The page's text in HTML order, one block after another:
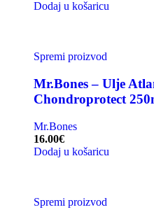
Dodaj u košaricu
Spremi proizvod
Mr.Bones – Ulje
Chondroprotect
Mr.Bones
16.00€
Dodaj u košaricu
Spremi proizvod